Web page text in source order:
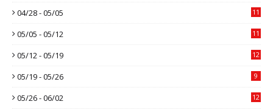
04/28 - 05/05 11
05/05 - 05/12 11
05/12 - 05/19 12
05/19 - 05/26 9
05/26 - 06/02 12